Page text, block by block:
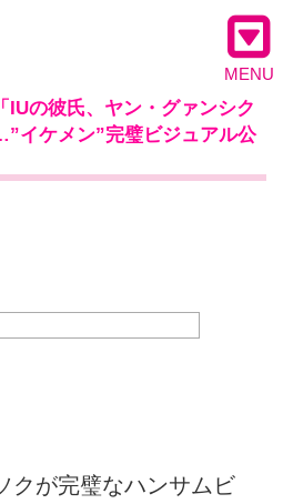
MENU
IUの彼氏、ヤン・グァンシク
イケメン”完璧ビジュアル公
クが完璧なハンサムビ